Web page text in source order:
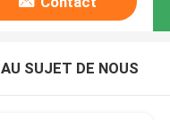
AU SUJET DE NOUS